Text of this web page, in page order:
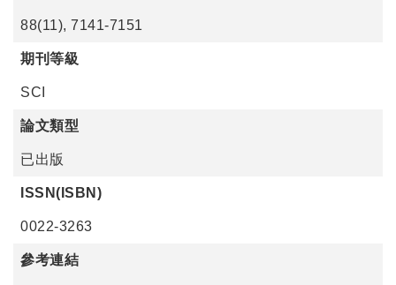
88(11), 7141-7151
期刊等級
SCI
論文類型
已出版
ISSN(ISBN)
0022-3263
參考連結